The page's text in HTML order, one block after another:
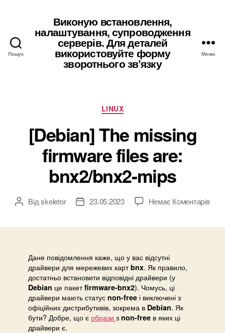
Пошук
Виконую встановлення,
налаштування, супроводження
серверів. Для деталей
використовуйте форму
зворотнього звʼязку
Меню
Категорії
LINUX
[Debian] The missing
firmware files are:
bnx2/bnx2-mips
Автор
Відskeletor
Дата23.05.2023 Немає Коментарівдо
Дане повідомлення каже, що у вас відсутні
драйвери для мережевих картbnx. Як правило,
достатньо встановити відповідні драйвери (у
Debian це пакетfirmware-bnx2). Чомусь, ці
драйвери мають статус non-free і виключені з
офіційних дистрибутивів, зокрема в Debian. Як
бути? Добре, що єобрази з non-free в яких ці
драйвери є.